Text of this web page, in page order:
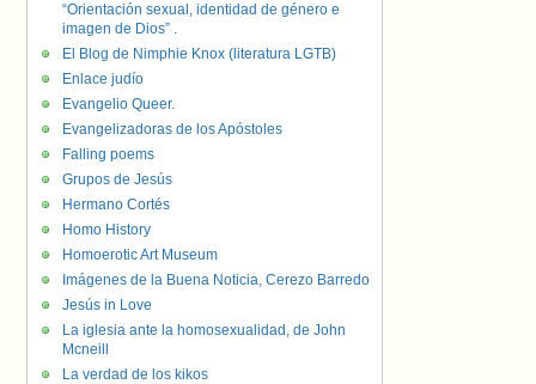
“Orientación sexual, identidad de género e
imagen de Dios” .
El Blog de Nimphie Knox (literatura LGTB)
Enlace judío
Evangelio Queer.
Evangelizadoras de los Apóstoles
Falling poems
Grupos de Jesús
Hermano Cortés
Homo History
Homoerotic Art Museum
Imágenes de la Buena Noticia, Cerezo Barredo
Jesús in Love
La iglesia ante la homosexualidad, de John
Mcneill
La verdad de los kikos